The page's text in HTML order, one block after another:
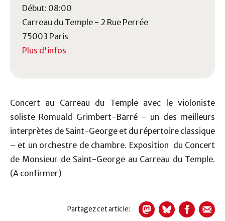
Début: 08:00
Carreau du Temple - 2 Rue Perrée
75003 Paris
Plus d'infos
Concert au Carreau du Temple avec le violoniste
soliste Romuald Grimbert-Barré – un des meilleurs
interprètes de Saint-George et du répertoire classique
– et un orchestre de chambre. Exposition du Concert
de Monsieur de Saint-George au Carreau du Temple.
(A confirmer)
Partagez cet article: